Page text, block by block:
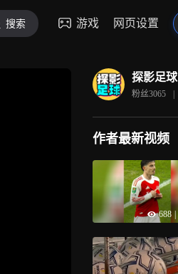
搜索 游戏 网页设置
探影足球
粉丝3065 |
作者最新视频
688